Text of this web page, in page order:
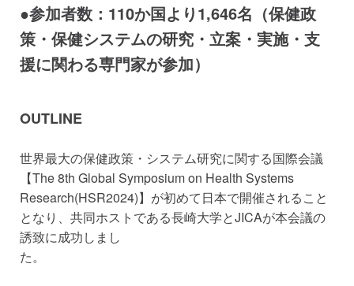
●参加者数：110か国より1,646名（保健政
策・保健システムの研究・立案・実施・支
援に関わる専門家が参加）
OUTLINE
世界最大の保健政策・システム研究に関する国際会議
【The 8th Global Symposium on Health Systems
Research(HSR2024)】が初めて日本で開催されること
となり、共同ホストである長崎大学とJICAが本会議の
誘致に成功しまし
た。